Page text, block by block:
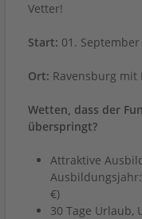
Vetter!
Start: 01. September
Ort: Ravensburg mit
Wetten, dass der
überspringt?
Attraktive
€)
30 Tage Urlaub,